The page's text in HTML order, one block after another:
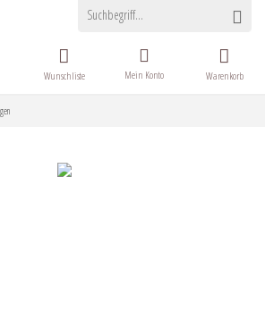
Warenkorb
Wunschliste Mein Konto